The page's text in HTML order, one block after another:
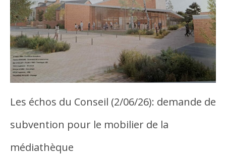
Les échos du Conseil (2/06/26): demande de
subvention pour le mobilier de la
médiathèque